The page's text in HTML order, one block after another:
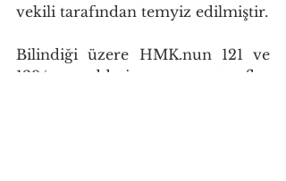
vekili tarafından temyiz edilmiştir.
Bilindiği üzere HMK.nun 121 ve
129/… maddesi uyarınca taraflar